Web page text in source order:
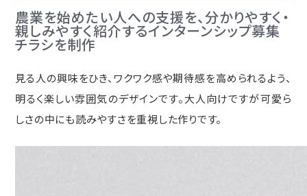
農業を始めたい人への支援を、分かりやすく・
親しみやすく紹介するインターンシップ募集
チラシを制作
見る人の興味をひき、ワクワク感や期待感を高められるよう、
明るく楽しい雰囲気のデザインです。大人向けですが可愛ら
しさの中にも読みやすさを重視した作りです。